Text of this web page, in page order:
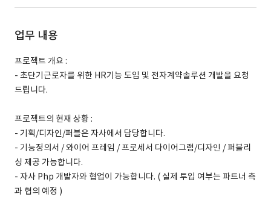
업무 내용
프로젝트 개요 :
- 초단기근로자를 위한 HR기능 도입 및 전자계약솔루션 개발을 요청
드립니다.
프로젝트의 현재 상황 :
- 기획/디자인/퍼블은 자사에서 담당합니다.
- 기능정의서 / 와이어 프레임 / 프로세서 다이어그램/디자인 / 퍼블리
싱 제공 가능합니다.
- 자사 Php 개발자와 협업이 가능합니다. ( 실제 투입 여부는 파트너 측
과 협의 예정 )